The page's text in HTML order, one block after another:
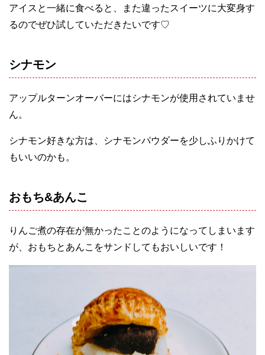
アイスと一緒に食べると、また違ったスイーツに大変身す
るのでぜひ試していただきたいです♡
シナモン
アップルターンオーバーにはシナモンが使用されていませ
ん。
シナモン好きな方は、シナモンパウダーを少しふりかけて
もいいのかも。
おもち&あんこ
りんご煮の存在が無かったことのようになってしまいます
が、おもちとあんこをサンドしてもおいしいです！